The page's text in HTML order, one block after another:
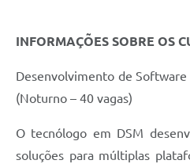
INFORMAÇÕES SOBRE OS
Desenvolvimento de
(Noturno – 40 vagas)
O tecnólogo em DSM
soluções para múltiplas